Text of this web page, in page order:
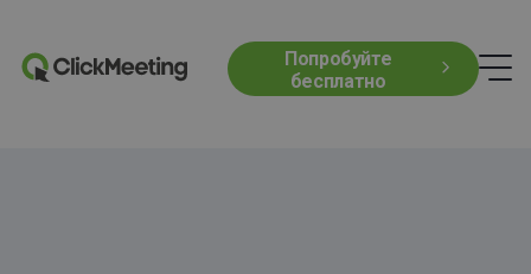
Попробуйте
бесплатно